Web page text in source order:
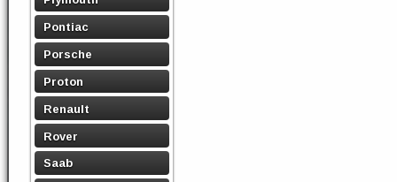
Pontiac
Porsche
Proton
Renault
Rover
Saab